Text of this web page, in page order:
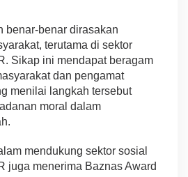
benar-benar dirasakan
terutama di sektor
Sikap ini mendapat beragam
dan pengamat
menilai langkah tersebut
moral dalam
mendukung sektor sosial
juga menerima Baznas Award